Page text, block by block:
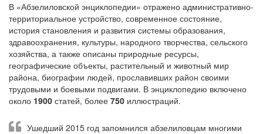
В «Абзелиловской энциклопедии» отражено административно-
территориальное устройство, современное состояние,
история становления и развития системы образования,
здравоохранения, культуры, народного творчества, сельского
хозяйства, а также описаны природные ресурсы,
географические объекты, растительный и животный мир
района, биографии людей, прославивших район своими
трудовыми и боевыми подвигами. В энциклопедию включено
около 1900 статей, более 750 иллюстраций.
Ушедший 2015 год запомнился абзелиловцам многими